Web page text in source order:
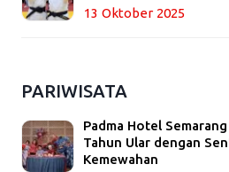
13 Oktober 2025
PARIWISATA
Padma Hotel
Tahun Ular dengan
Kemewahan